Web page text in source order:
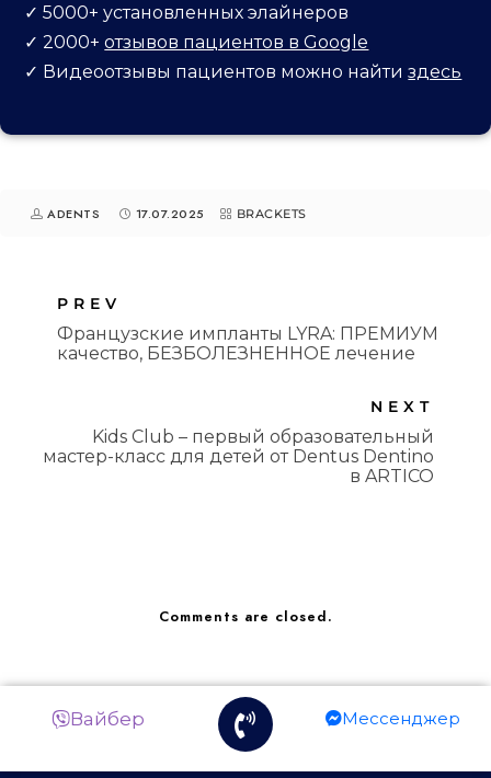
✓ 5000+ установленных элайнеров
✓ 2000+отзывов пациентов в Google
✓ Видеоотзывы пациентов можно найтиздесь
ADENTS 17.07.2025 BRACKETS
PREV
Французские импланты LYRA: ПРЕМИУМ
качество, БЕЗБОЛЕЗНЕННОЕ лечение
NEXT
Kids Club – первый образовательный
мастер-класс для детей от Dentus Dentino
в ARTICO
Comments are closed.
Вайбер Мессенджер